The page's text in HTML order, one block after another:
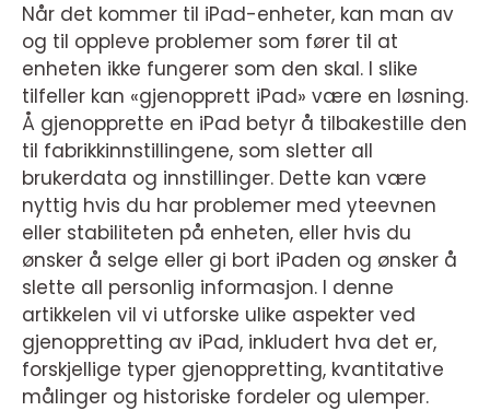
Når det kommer til iPad-enheter, kan man av
og til oppleve problemer som fører til at
enheten ikke fungerer som den skal. I slike
tilfeller kan «gjenopprett iPad» være en løsning.
Å gjenopprette en iPad betyr å tilbakestille den
til fabrikkinnstillingene, som sletter all
brukerdata og innstillinger. Dette kan være
nyttig hvis du har problemer med yteevnen
eller stabiliteten på enheten, eller hvis du
ønsker å selge eller gi bort iPaden og ønsker å
slette all personlig informasjon. I denne
artikkelen vil vi utforske ulike aspekter ved
gjenoppretting av iPad, inkludert hva det er,
forskjellige typer gjenoppretting, kvantitative
målinger og historiske fordeler og ulemper.